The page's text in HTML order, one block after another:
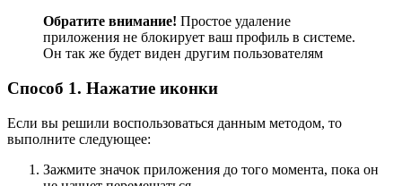
Обратите внимание! Простое удаление
приложения не блокирует ваш профиль в системе.
Он так же будет виден другим пользователям
Способ 1. Нажатие иконки
Если вы решили воспользоваться данным методом, то
выполните следующее:
Зажмите значок приложения до того момента, пока он